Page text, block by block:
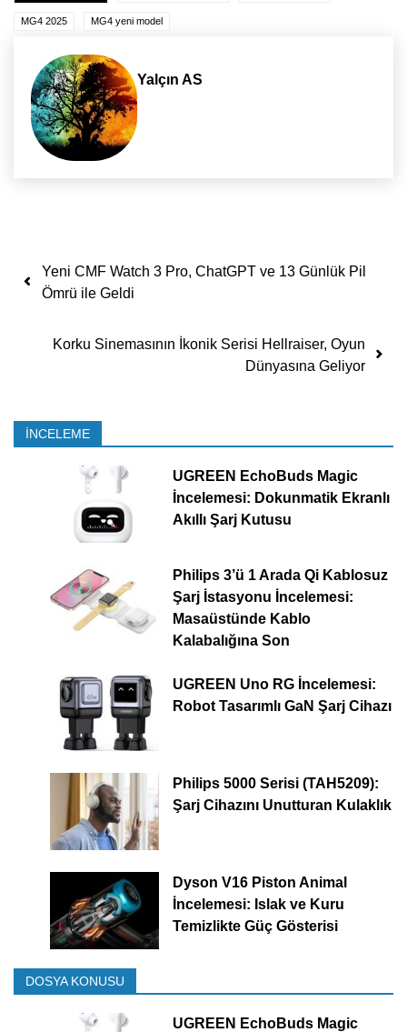
MG4 2025 MG4 yeni model
Yalçın AS
Yazı dolaşımı
Yeni CMF Watch 3 Pro, ChatGPT ve 13 Günlük Pil
Ömrü ile Geldi
Korku Sinemasının İkonik Serisi Hellraiser, Oyun
Dünyasına Geliyor
İNCELEME
UGREEN EchoBuds Magic
İncelemesi: Dokunmatik Ekranlı
Akıllı Şarj Kutusu
Philips 3’ü 1 Arada Qi Kablosuz
Şarj İstasyonu İncelemesi:
Masaüstünde Kablo
Kalabalığına Son
UGREEN Uno RG İncelemesi:
Robot Tasarımlı GaN Şarj Cihazı
Philips 5000 Serisi (TAH5209):
Şarj Cihazını Unutturan Kulaklık
Dyson V16 Piston Animal
İncelemesi: Islak ve Kuru
Temizlikte Güç Gösterisi
DOSYA KONUSU
UGREEN EchoBuds Magic